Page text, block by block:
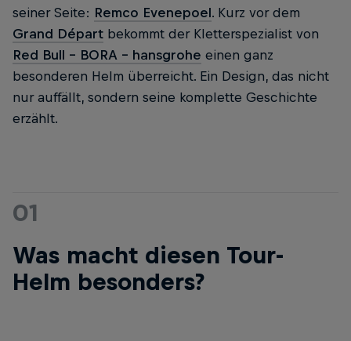
seiner Seite: Remco Evenepoel. Kurz vor dem
Grand Départ bekommt der Kletterspezialist von
Red Bull - BORA - hansgrohe einen ganz
besonderen Helm überreicht. Ein Design, das nicht
nur auffällt, sondern seine komplette Geschichte
erzählt.
01
Was macht diesen Tour-
Helm besonders?